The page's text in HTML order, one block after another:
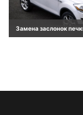
Замена заслонок